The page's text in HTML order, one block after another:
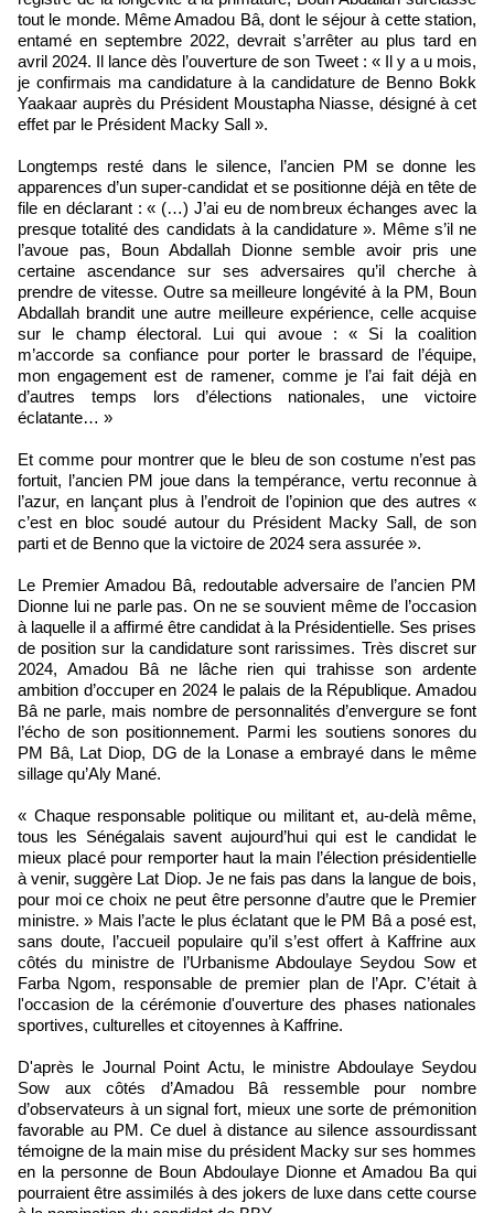
tout le monde. Même Amadou Bâ, dont le séjour à cette station,
entamé en septembre 2022, devrait s’arrêter au plus tard en
avril 2024. Il lance dès l’ouverture de son Tweet : « Il y a u mois,
je confirmais ma candidature à la candidature de Benno Bokk
Yaakaar auprès du Président Moustapha Niasse, désigné à cet
effet par le Président Macky Sall ».
Longtemps resté dans le silence, l’ancien PM se donne les
apparences d’un super-candidat et se positionne déjà en tête de
file en déclarant : « (…) J’ai eu de nombreux échanges avec la
presque totalité des candidats à la candidature ». Même s’il ne
l’avoue pas, Boun Abdallah Dionne semble avoir pris une
certaine ascendance sur ses adversaires qu’il cherche à
prendre de vitesse. Outre sa meilleure longévité à la PM, Boun
Abdallah brandit une autre meilleure expérience, celle acquise
sur le champ électoral. Lui qui avoue : « Si la coalition
m’accorde sa confiance pour porter le brassard de l’équipe,
mon engagement est de ramener, comme je l’ai fait déjà en
d’autres temps lors d’élections nationales, une victoire
éclatante… »
Et comme pour montrer que le bleu de son costume n’est pas
fortuit, l’ancien PM joue dans la tempérance, vertu reconnue à
l’azur, en lançant plus à l’endroit de l’opinion que des autres «
c’est en bloc soudé autour du Président Macky Sall, de son
parti et de Benno que la victoire de 2024 sera assurée ».
Le Premier Amadou Bâ, redoutable adversaire de l’ancien PM
Dionne lui ne parle pas. On ne se souvient même de l’occasion
à laquelle il a affirmé être candidat à la Présidentielle. Ses prises
de position sur la candidature sont rarissimes. Très discret sur
2024, Amadou Bâ ne lâche rien qui trahisse son ardente
ambition d’occuper en 2024 le palais de la République. Amadou
Bâ ne parle, mais nombre de personnalités d’envergure se font
l’écho de son positionnement. Parmi les soutiens sonores du
PM Bâ, Lat Diop, DG de la Lonase a embrayé dans le même
sillage qu’Aly Mané.
« Chaque responsable politique ou militant et, au-delà même,
tous les Sénégalais savent aujourd’hui qui est le candidat le
mieux placé pour remporter haut la main l’élection présidentielle
à venir, suggère Lat Diop. Je ne fais pas dans la langue de bois,
pour moi ce choix ne peut être personne d’autre que le Premier
ministre. » Mais l’acte le plus éclatant que le PM Bâ a posé est,
sans doute, l’accueil populaire qu’il s’est offert à Kaffrine aux
côtés du ministre de l’Urbanisme Abdoulaye Seydou Sow et
Farba Ngom, responsable de premier plan de l’Apr. C’était à
l'occasion de la cérémonie d'ouverture des phases nationales
sportives, culturelles et citoyennes à Kaffrine.
D'après le Journal Point Actu, le ministre Abdoulaye Seydou
Sow aux côtés d’Amadou Bâ ressemble pour nombre
d’observateurs à un signal fort, mieux une sorte de prémonition
favorable au PM. Ce duel à distance au silence assourdissant
témoigne de la main mise du président Macky sur ses hommes
en la personne de Boun Abdoulaye Dionne et Amadou Ba qui
pourraient être assimilés à des jokers de luxe dans cette course